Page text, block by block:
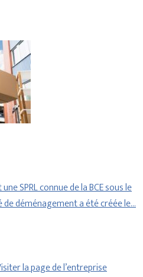
SPRL connue de la BCE sous le
déménagement a été créée le…
la page de l’entreprise